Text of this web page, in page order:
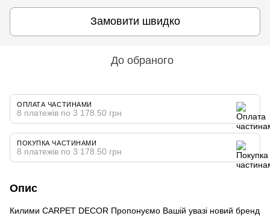
Замовити швидко
До обраного
ОПЛАТА ЧАСТИНАМИ
8 платежів по 3 178.50 грн
ПОКУПКА ЧАСТИНАМИ
8 платежів по 3 178.50 грн
Опис
Килими CARPET DECOR Пропонуємо Вашій увазі новий бренд